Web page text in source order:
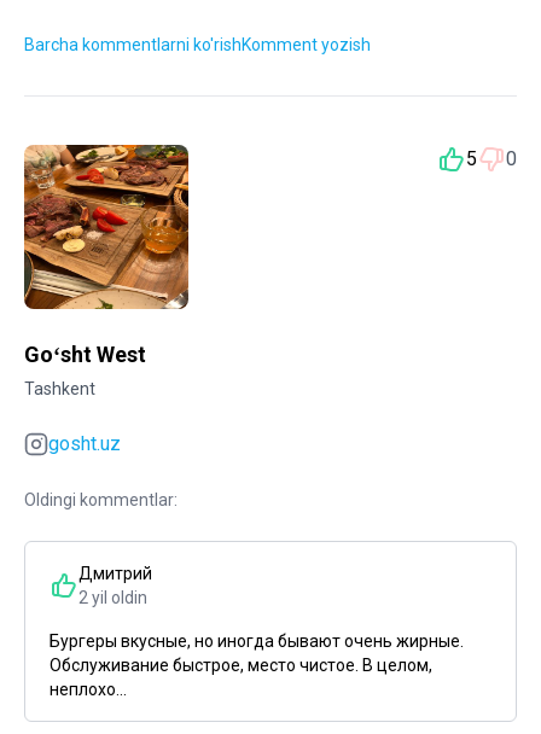
Barcha kommentlarni ko'rishKomment yozish
5 0
Goʻsht West
Tashkent
gosht.uz
Oldingi kommentlar:
Дмитрий
2 yil oldin
Бургеры вкусные, но иногда бывают очень жирные.
Обслуживание быстрое, место чистое. В целом,
неплохо...